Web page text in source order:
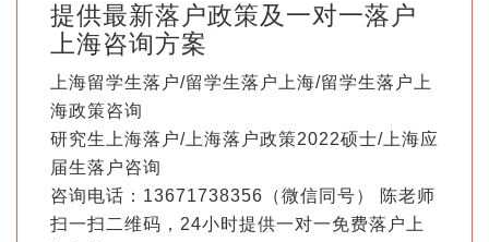
提供最新落户政策及一对一落户
上海咨询方案
上海留学生落户/留学生落户上海/留学生落户上
海政策咨询
研究生上海落户/上海落户政策2022硕士/上海应
届生落户咨询
咨询电话：13671738356（微信同号） 陈老师
扫一扫二维码，24小时提供一对一免费落户上